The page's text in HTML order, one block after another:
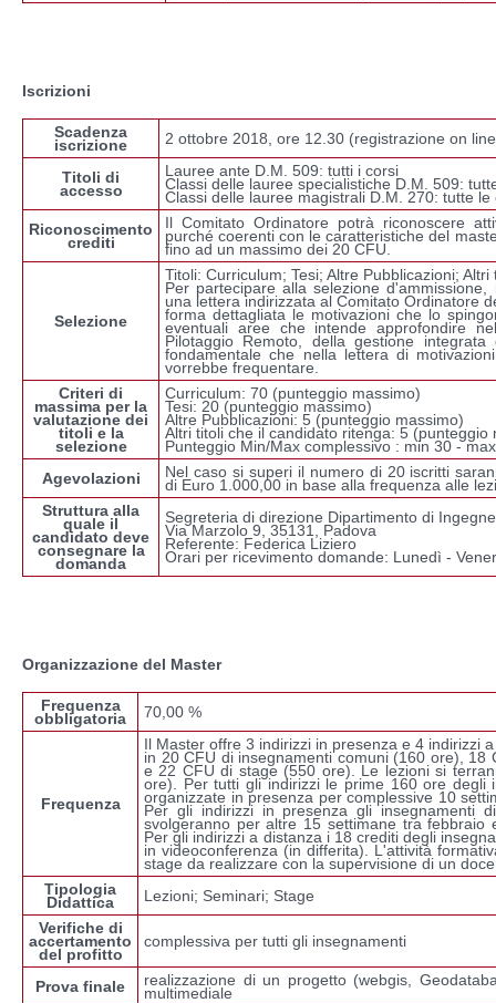
Iscrizioni
Scadenza
iscrizione 2 ottobre 2018, ore 12.30 (registrazione on
Titoli di
accesso
Lauree ante D.M. 509: tutti i corsi
Classi delle lauree specialistiche D.M. 509:
Classi delle lauree magistrali D.M. 270: tutte le
Riconoscimento
crediti
Il Comitato Ordinatore potrà riconoscere
purché coerenti con le caratteristiche del
fino ad un massimo dei 20 CFU.
Selezione
Titoli: Curriculum; Tesi; Altre Pubblicazioni;
Per partecipare alla selezione
una lettera indirizzata al Comitato Ordinatore
forma dettagliata le motivazioni che lo
eventuali aree che intende approfondire
Pilotaggio Remoto, della gestione
fondamentale che nella lettera di
vorrebbe frequentare.
Criteri di
massima per la
valutazione dei
titoli e la
selezione
Curriculum: 70 (punteggio massimo)
Tesi: 20 (punteggio massimo)
Altre Pubblicazioni: 5 (punteggio massimo)
Altri titoli che il candidato ritenga: 5 (punteggio
Punteggio Min/Max complessivo : min 30 -
Agevolazioni
Nel caso si superi il numero di 20 iscritti
di Euro 1.000,00 in base alla frequenza alle
Struttura alla
quale il
candidato deve
consegnare la
domanda
Segreteria di direzione Dipartimento di
Via Marzolo 9, 35131, Padova
Referente: Federica Liziero
Orari per ricevimento domande: Lunedì -
Organizzazione del Master
Frequenza
obbligatoria 70,00 %
Frequenza
Il Master offre 3 indirizzi in presenza e 4 indirizzi
in 20 CFU di insegnamenti comuni (160 ore),
e 22 CFU di stage (550 ore). Le lezioni si
ore). Per tutti gli indirizzi le prime 160 ore degli
organizzate in presenza per complessive 10
Per gli indirizzi in presenza gli insegnamenti
svolgeranno per altre 15 settimane tra
Per gli indirizzi a distanza i 18 crediti degli
in videoconferenza (in differita). L'attività
stage da realizzare con la supervisione di un
Tipologia
Didattica
Lezioni; Seminari; Stage
Verifiche di
accertamento
del profitto
complessiva per tutti gli insegnamenti
Prova finale realizzazione di un progetto (webgis,
multimediale